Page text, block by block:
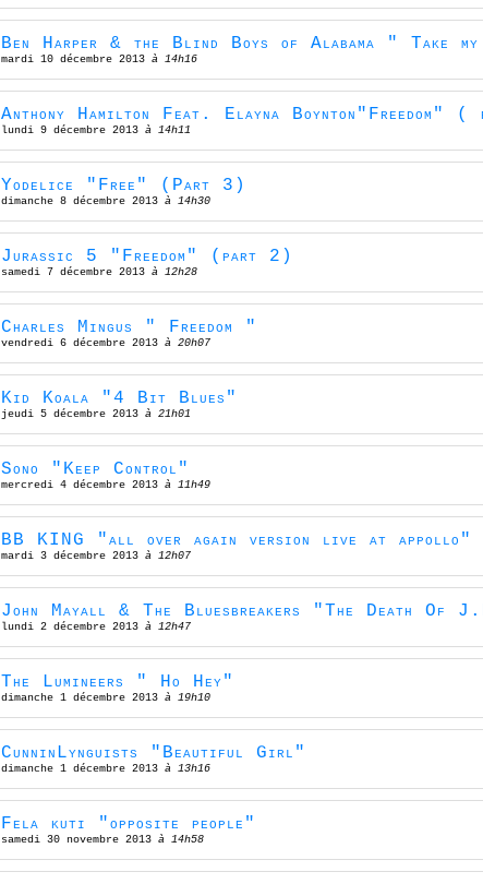
Ben Harper & the Blind Boys of Alabama " Take my
mardi 10 décembre 2013 à 14h16
Anthony Hamilton Feat. Elayna Boynton"Freedom"
lundi 9 décembre 2013 à 14h11
Yodelice "Free" (Part 3)
dimanche 8 décembre 2013 à 14h30
Jurassic 5 "Freedom" (part 2)
samedi 7 décembre 2013 à 12h28
Charles Mingus " Freedom "
vendredi 6 décembre 2013 à 20h07
Kid Koala "4 Bit Blues"
jeudi 5 décembre 2013 à 21h01
Sono "Keep Control"
mercredi 4 décembre 2013 à 11h49
BB KING "all over again version live at appollo"
mardi 3 décembre 2013 à 12h07
John Mayall & The Bluesbreakers "The Death Of
lundi 2 décembre 2013 à 12h47
The Lumineers " Ho Hey"
dimanche 1 décembre 2013 à 19h10
CunninLynguists "Beautiful Girl"
dimanche 1 décembre 2013 à 13h16
Fela kuti "opposite people"
samedi 30 novembre 2013 à 14h58